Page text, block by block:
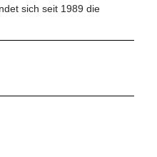
sich seit 1989 die